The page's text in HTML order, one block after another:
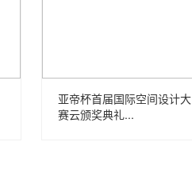
亚帝杯首届国际空间设计大
赛云颁奖典礼...